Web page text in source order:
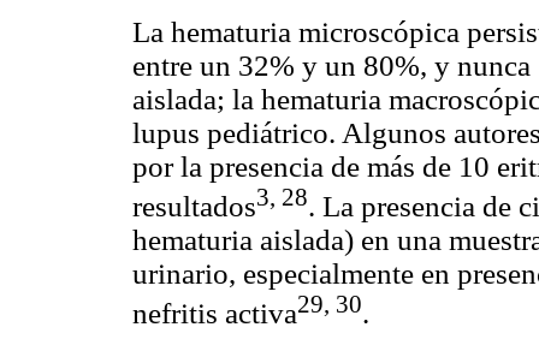
La hematuria microscópica
entre un 32% y un 80%, y
aislada; la hematuria
lupus pediátrico. Algunos
por la presencia de más de 10
resultados3, 28. La presencia de
hematuria aislada) en una
urinario, especialmente en
nefritis activa29, 30.